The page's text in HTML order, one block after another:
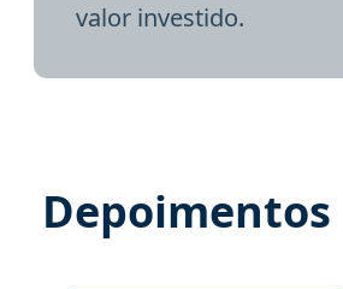
valor investido.
Depoimentos